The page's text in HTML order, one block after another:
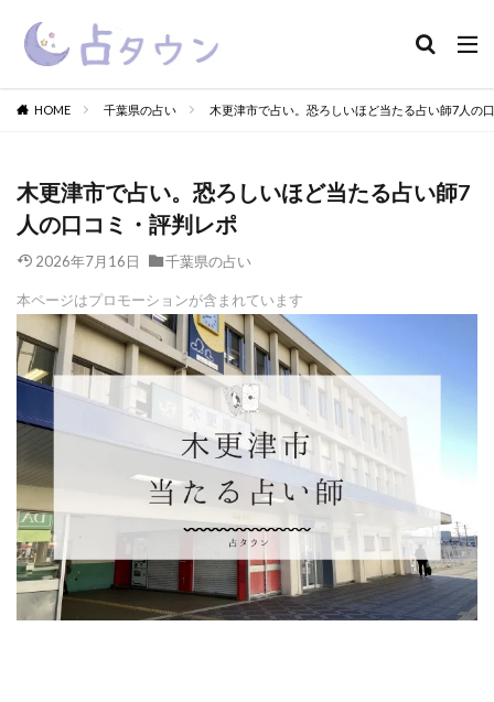
HOME 千葉県の占い 木更津市で占い。恐ろしいほど当たる占い師7人の
木更津市で占い。恐ろしいほど当たる占い師7
人の口コミ・評判レポ
2026年7月16日 千葉県の占い
本ページはプロモーションが含まれています